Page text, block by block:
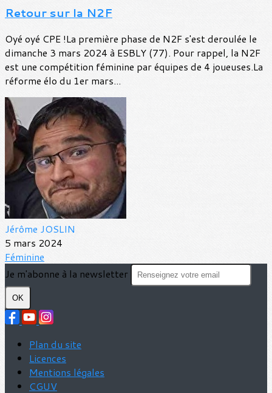
Retour sur la N2F
Oyé oyé CPE !La première phase de N2F s'est deroulée le
dimanche 3 mars 2024 à ESBLY (77). Pour rappel, la N2F
est une compétition féminine par équipes de 4 joueuses.La
réforme élo du 1er mars...
Jérôme JOSLIN
5 mars 2024
Féminine
Je m'abonne à la newsletter
OK
Plan du site
Licences
Mentions légales
CGUV